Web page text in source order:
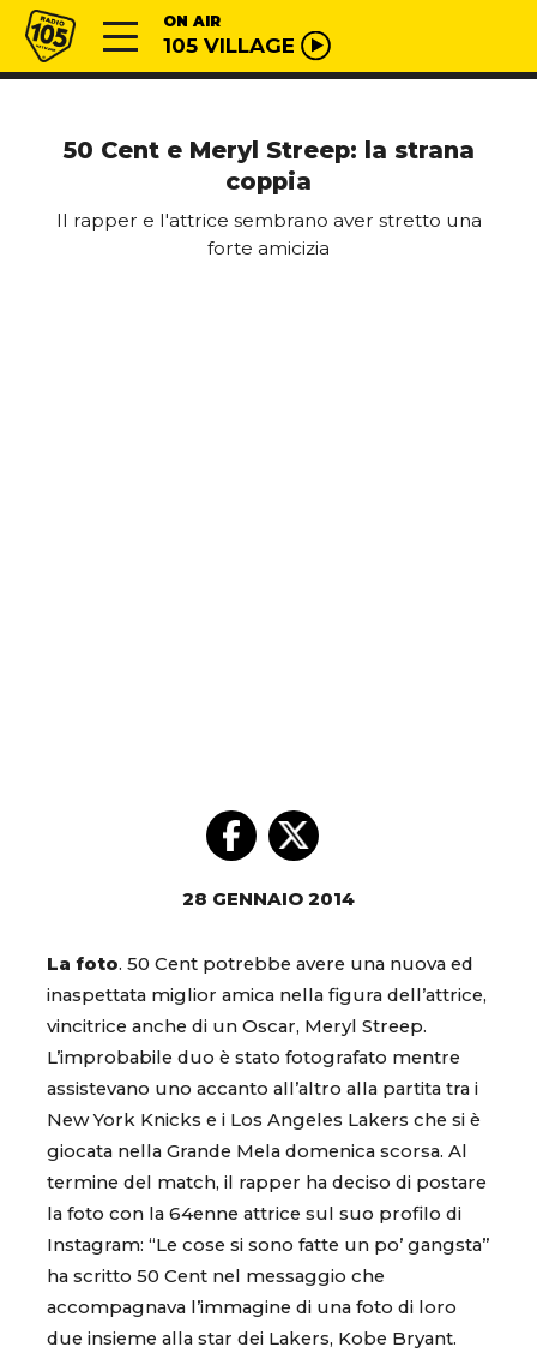
Vai al contenuto
Radio 105 ON AIR
105 VILLAGE
50 Cent e Meryl Streep: la strana
coppia
Il rapper e l'attrice sembrano aver stretto una
forte amicizia
28 GENNAIO 2014
La foto. 50 Cent potrebbe avere una nuova ed
inaspettata miglior amica nella figura dell’attrice,
vincitrice anche di un Oscar, Meryl Streep.
L’improbabile duo è stato fotografato mentre
assistevano uno accanto all’altro alla partita tra i
New York Knicks e i Los Angeles Lakers che si è
giocata nella Grande Mela domenica scorsa. Al
termine del match, il rapper ha deciso di postare
la foto con la 64enne attrice sul suo profilo di
Instagram: “Le cose si sono fatte un po’ gangsta”
ha scritto 50 Cent nel messaggio che
accompagnava l’immagine di una foto di loro
due insieme alla star dei Lakers, Kobe Bryant.